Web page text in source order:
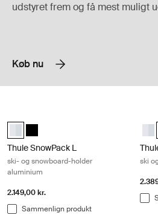
udstyret frem og få mest muligt
Køb nu
Thule SnowPack L Aluminium
Thule SnowPack L Sort
Thule SnowPack L
ski- og snowboard-holder
aluminium
2.149,00 kr.
Sammenlign produkt
ski